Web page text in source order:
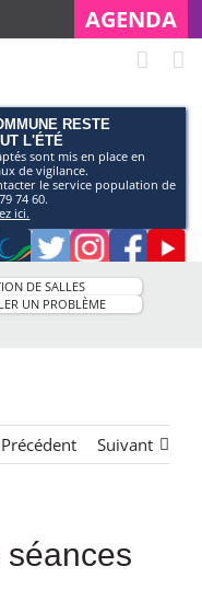
AGENDA
RESTE
L'ÉTÉ
sont mis en place en
de vigilance.
le service population de
74 60.
ici.
TwitterInstagram
DE SALLES
UN PROBLÈME
Précédent Suivant